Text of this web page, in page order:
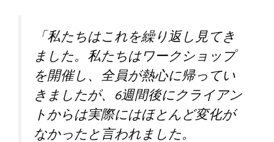
「私たちはこれを繰り返し見てき
ました。私たちはワークショップ
を開催し、全員が熱心に帰ってい
きましたが、6週間後にクライアン
トからは実際にはほとんど変化が
なかったと言われました。